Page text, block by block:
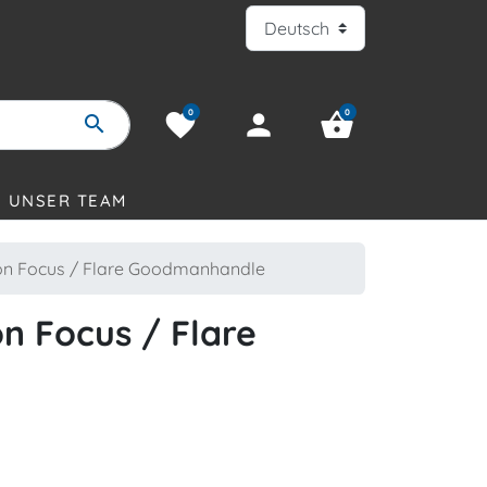
search favorite
0 person shopping_basket
0
UNSER TEAM
Focus / Flare Goodmanhandle
Focus / Flare